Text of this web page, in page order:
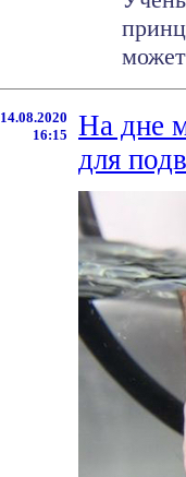
14.08.2020
16:15
На дне
для